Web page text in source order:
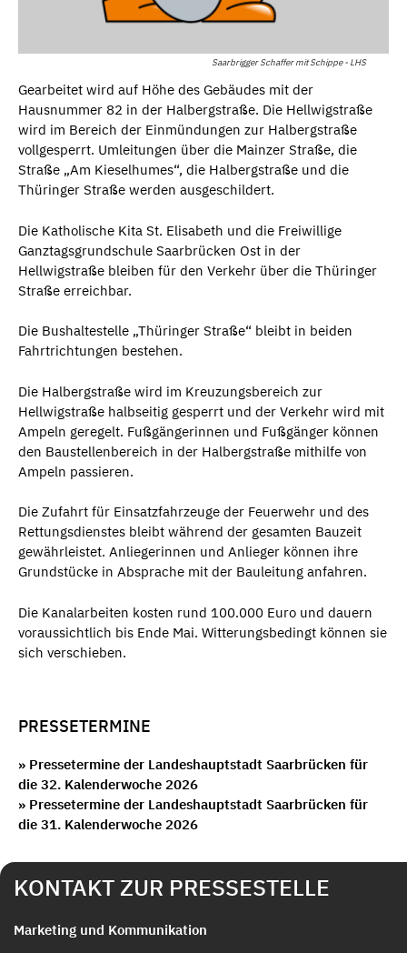
Saarbrigger Schaffer mit Schippe - LHS
Gearbeitet wird auf Höhe des Gebäudes mit der
Hausnummer 82 in der Halbergstraße. Die Hellwigstraße
wird im Bereich der Einmündungen zur Halbergstraße
vollgesperrt. Umleitungen über die Mainzer Straße, die
Straße „Am Kieselhumes“, die Halbergstraße und die
Thüringer Straße werden ausgeschildert.
Die Katholische Kita St. Elisabeth und die Freiwillige
Ganztagsgrundschule Saarbrücken Ost in der
Hellwigstraße bleiben für den Verkehr über die Thüringer
Straße erreichbar.
Die Bushaltestelle „Thüringer Straße“ bleibt in beiden
Fahrtrichtungen bestehen.
Die Halbergstraße wird im Kreuzungsbereich zur
Hellwigstraße halbseitig gesperrt und der Verkehr wird mit
Ampeln geregelt. Fußgängerinnen und Fußgänger können
den Baustellenbereich in der Halbergstraße mithilfe von
Ampeln passieren.
Die Zufahrt für Einsatzfahrzeuge der Feuerwehr und des
Rettungsdienstes bleibt während der gesamten Bauzeit
gewährleistet. Anliegerinnen und Anlieger können ihre
Grundstücke in Absprache mit der Bauleitung anfahren.
Die Kanalarbeiten kosten rund 100.000 Euro und dauern
voraussichtlich bis Ende Mai. Witterungsbedingt können sie
sich verschieben.
PRESSETERMINE
» Pressetermine der Landeshauptstadt Saarbrücken für
die 32. Kalenderwoche 2026
» Pressetermine der Landeshauptstadt Saarbrücken für
die 31. Kalenderwoche 2026
KONTAKT ZUR PRESSESTELLE
Marketing und Kommunikation